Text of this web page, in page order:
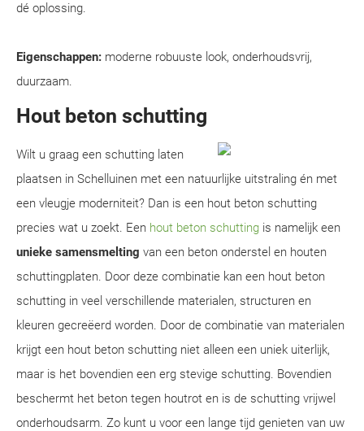
dé oplossing.
Eigenschappen: moderne robuuste look, onderhoudsvrij,
duurzaam.
Hout beton schutting
Wilt u graag een schutting laten
plaatsen in Schelluinen met een natuurlijke uitstraling én met
een vleugje moderniteit? Dan is een hout beton schutting
precies wat u zoekt. Een hout beton schutting is namelijk een
unieke samensmelting van een beton onderstel en houten
schuttingplaten. Door deze combinatie kan een hout beton
schutting in veel verschillende materialen, structuren en
kleuren gecreëerd worden. Door de combinatie van materialen
krijgt een hout beton schutting niet alleen een uniek uiterlijk,
maar is het bovendien een erg stevige schutting. Bovendien
beschermt het beton tegen houtrot en is de schutting vrijwel
onderhoudsarm. Zo kunt u voor een lange tijd genieten van uw